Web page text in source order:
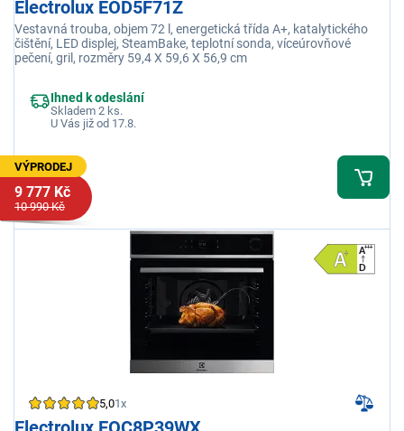
Electrolux EOD5F71Z
Vestavná trouba, objem 72 l, energetická třída A+, katalytického
čištění, LED displej, SteamBake, teplotní sonda, víceúrovňové
pečení, gril, rozměry 59,4 X 59,6 X 56,9 cm
Ihned k odeslání
Skladem 2 ks.
U Vás již od 17.8.
VÝPRODEJ
9 777 Kč
10 990 Kč
5,01x